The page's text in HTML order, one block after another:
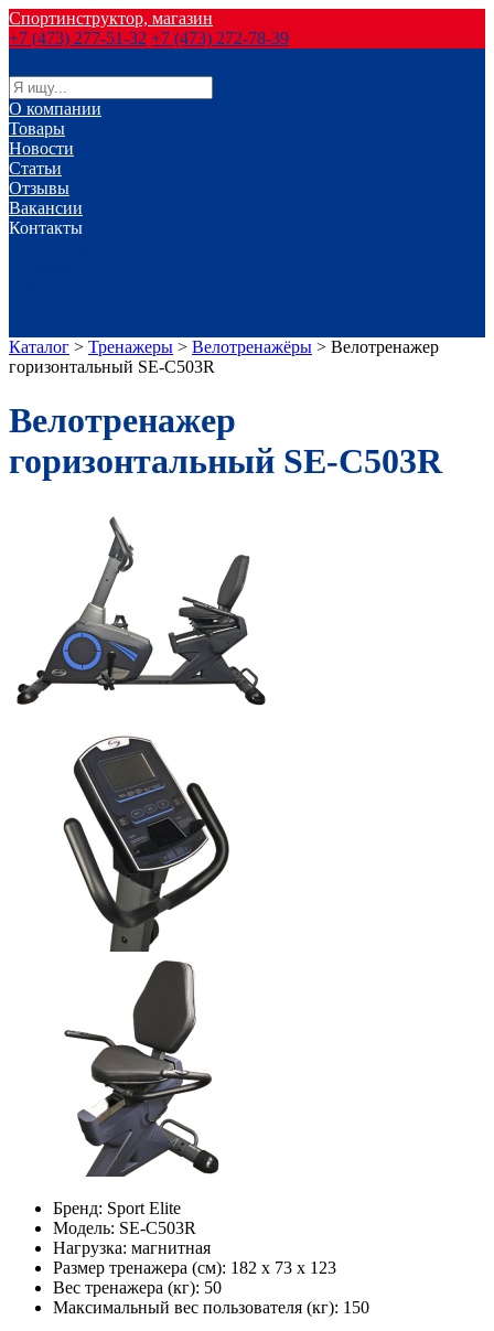
Спортинструктор, магазин
+7 (473) 277-51-32 +7 (473) 272-78-39
О компании
Товары
Новости
Статьи
Отзывы
Вакансии
Контакты
Каталог > Тренажеры > Велотренажёры > Велотренажер
горизонтальный SE-C503R
Велотренажер
горизонтальный SE-C503R
Бренд: Sport Elite
Модель: SE-C503R
Нагрузка: магнитная
Размер тренажера (см): 182 х 73 х 123
Вес тренажера (кг): 50
Максимальный вес пользователя (кг): 150